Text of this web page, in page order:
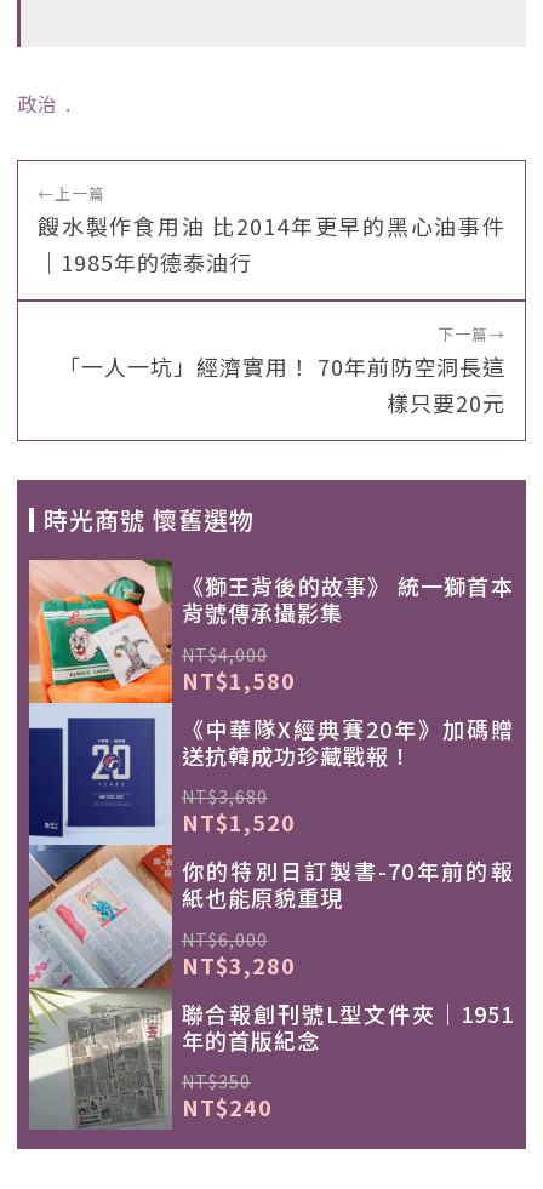
政治 ﹒
←上一篇
餿水製作食用油 比2014年更早的黑心油事件
｜1985年的德泰油行
下一篇→
「一人一坑」經濟實用！ 70年前防空洞長這
樣只要20元
時光商號 懷舊選物
《獅王背後的故事》 統一獅首本
背號傳承攝影集
NT$4,000
NT$1,580
《中華隊X經典賽20年》加碼贈
送抗韓成功珍藏戰報！
NT$3,680
NT$1,520
你的特別日訂製書-70年前的報
紙也能原貌重現
NT$6,000
NT$3,280
聯合報創刊號L型文件夾｜1951
年的首版紀念
NT$350
NT$240